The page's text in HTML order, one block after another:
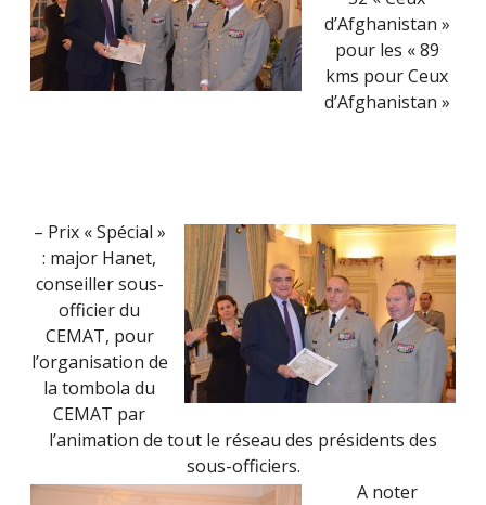
d’Afghanistan »
pour les « 89
kms pour Ceux
d’Afghanistan »
– Prix « Spécial »
: major Hanet,
conseiller sous-
officier du
CEMAT, pour
l’organisation de
la tombola du
CEMAT par
l’animation de tout le réseau des présidents des
sous-officiers.
A noter